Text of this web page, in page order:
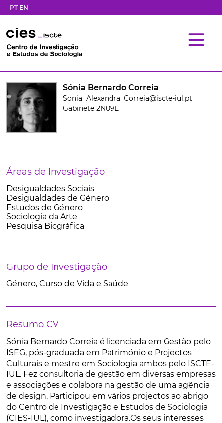
PT EN
Sónia Bernardo Correia
Sonia_Alexandra_Correia@iscte-iul.pt
Gabinete 2N09E
Áreas de Investigação
Desigualdades Sociais
Desigualdades de Género
Estudos de Género
Sociologia da Arte
Pesquisa Biográfica
Grupo de Investigação
Género, Curso de Vida e Saúde
Resumo CV
Sónia Bernardo Correia é licenciada em Gestão pelo
ISEG, pós-graduada em Património e Projectos
Culturais e mestre em Sociologia ambos pelo ISCTE-
IUL. Fez consultoria de gestão em diversas empresas
e associações e colabora na gestão de uma agência
de design. Participou em vários projectos ao abrigo
do Centro de Investigação e Estudos de Sociologia
(CIES-IUL), como investigadora.Os seus interesses